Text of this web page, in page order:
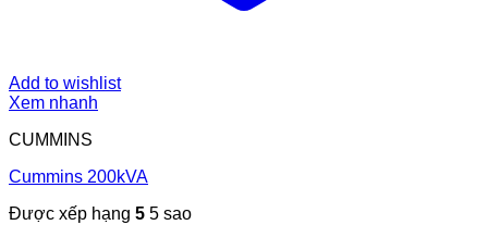
Add to wishlist
Xem nhanh
CUMMINS
Cummins 200kVA
Được xếp hạng 5 5 sao